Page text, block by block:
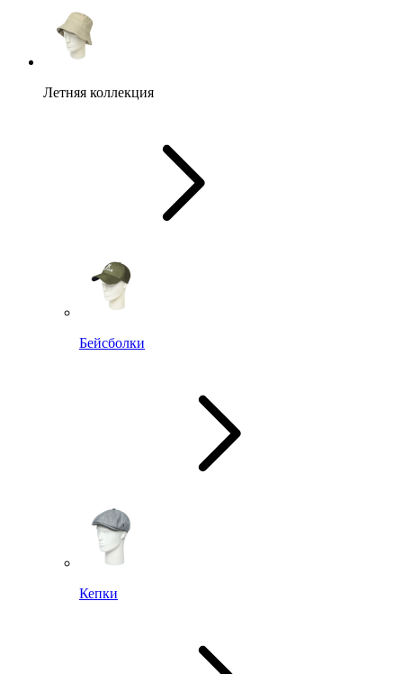
Летняя коллекция
Бейсболки
Кепки